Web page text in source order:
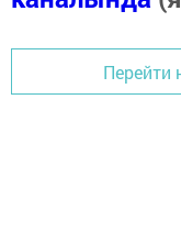
Перейти